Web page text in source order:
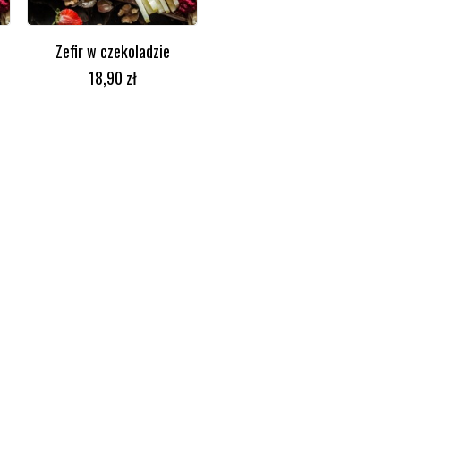
DODAJ DO KOSZYKA
Zefir w czekoladzie
18,90 zł